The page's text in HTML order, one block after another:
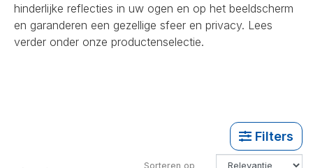
hinderlijke reflecties in uw ogen en op het beeldscherm
en garanderen een gezellige sfeer en privacy. Lees
verder onder onze productenselectie.
Filters
Sorteren op